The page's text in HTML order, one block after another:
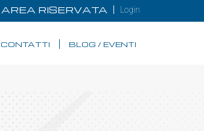
AREA RISERVATA Login
CONTATTI BLOG / EVENTI